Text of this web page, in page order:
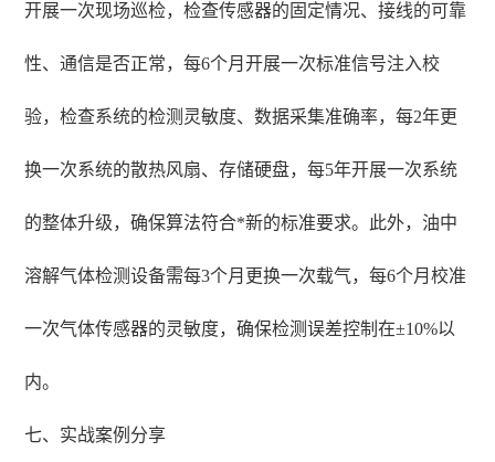
开展一次现场巡检，检查传感器的固定情况、接线的可靠
性、通信是否正常，每6个月开展一次标准信号注入校
验，检查系统的检测灵敏度、数据采集准确率，每2年更
换一次系统的散热风扇、存储硬盘，每5年开展一次系统
的整体升级，确保算法符合*新的标准要求。此外，油中
溶解气体检测设备需每3个月更换一次载气，每6个月校准
一次气体传感器的灵敏度，确保检测误差控制在±10%以
内。
七、实战案例分享